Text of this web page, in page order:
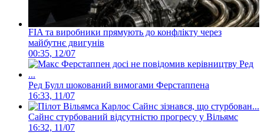
FIA та виробники прямують до конфлікту через
майбутнє двигунів
00:35, 12/07
Ред Булл шокований вимогами Ферстаппена
16:33, 11/07
Сайнс стурбований відсутністю прогресу у Вільямс
16:32, 11/07